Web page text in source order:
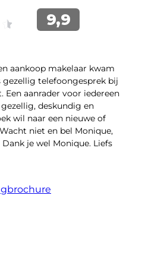
aankoop makelaar kwam
gezellig telefoongesprek bij
Een aanrader voor iedereen
deskundig en
wil naar een nieuwe of
niet en bel Monique,
je wel Monique. Liefs